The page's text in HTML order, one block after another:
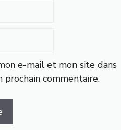
e-mail et mon site dans
commentaire.